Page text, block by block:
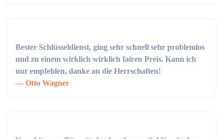
Bester Schlüsseldienst, ging sehr schnell sehr problemlos
und zu einem wirklich wirklich fairen Preis. Kann ich
nur empfehlen, danke an die Herrschaften!
Otto Wagner